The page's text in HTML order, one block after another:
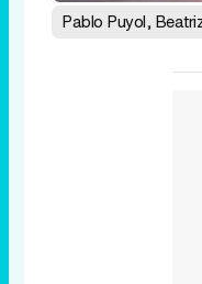
Pablo Puyol,